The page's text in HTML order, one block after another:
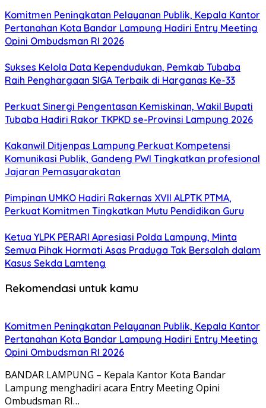
Komitmen Peningkatan Pelayanan Publik, Kepala Kantor
Pertanahan Kota Bandar Lampung Hadiri Entry Meeting
Opini Ombudsman RI 2026
Sukses Kelola Data Kependudukan, Pemkab Tubaba
Raih Penghargaan SIGA Terbaik di Harganas Ke-33
Perkuat Sinergi Pengentasan Kemiskinan, Wakil Bupati
Tubaba Hadiri Rakor TKPKD se-Provinsi Lampung 2026
Kakanwil Ditjenpas Lampung Perkuat Kompetensi
Komunikasi Publik, Gandeng PWI Tingkatkan profesional
Jajaran Pemasyarakatan
Pimpinan UMKO Hadiri Rakernas XVII ALPTK PTMA,
Perkuat Komitmen Tingkatkan Mutu Pendidikan Guru
Ketua YLPK PERARI Apresiasi Polda Lampung, Minta
Semua Pihak Hormati Asas Praduga Tak Bersalah dalam
Kasus Sekda Lamteng
Rekomendasi untuk kamu
Komitmen Peningkatan Pelayanan Publik, Kepala Kantor
Pertanahan Kota Bandar Lampung Hadiri Entry Meeting
Opini Ombudsman RI 2026
BANDAR LAMPUNG – Kepala Kantor Kota Bandar
Lampung menghadiri acara Entry Meeting Opini
Ombudsman RI…